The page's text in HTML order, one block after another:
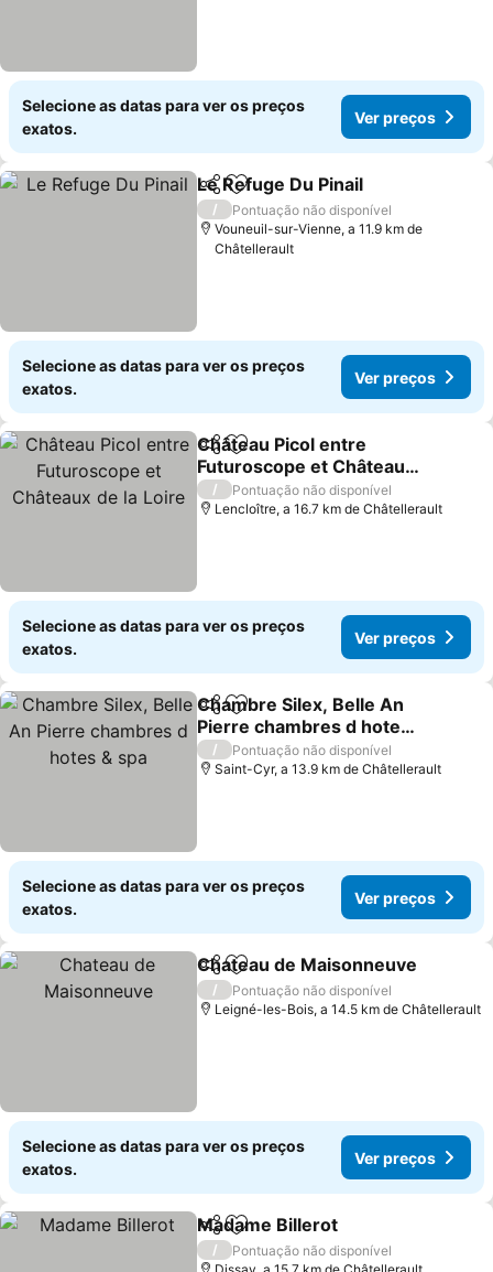
Selecione as datas para ver os preços
exatos.
Ver preços
PartilharAdicionar aos favoritos
Le Refuge Du Pinail
/
Pontuação não disponível
Vouneuil-sur-Vienne, a 11.9 km de
Châtellerault
Selecione as datas para ver os preços
exatos.
Ver preços
PartilharAdicionar aos favoritos
Château Picol entre
Futuroscope et Châteaux
de la Loire
/
Pontuação não disponível
Lencloître, a 16.7 km de Châtellerault
Selecione as datas para ver os preços
exatos.
Ver preços
PartilharAdicionar aos favoritos
Chambre Silex, Belle An
Pierre chambres d hotes
& spa
/
Pontuação não disponível
Saint-Cyr, a 13.9 km de Châtellerault
Selecione as datas para ver os preços
exatos.
Ver preços
PartilharAdicionar aos favoritos
Chateau de Maisonneuve
/
Pontuação não disponível
Leigné-les-Bois, a 14.5 km de Châtellerault
Selecione as datas para ver os preços
exatos.
Ver preços
PartilharAdicionar aos favoritos
Madame Billerot
/
Pontuação não disponível